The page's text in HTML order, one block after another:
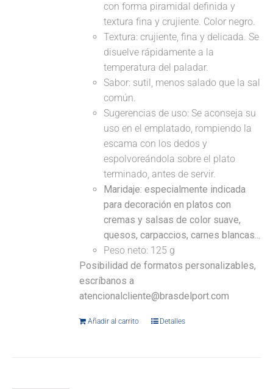
con forma piramidal definida y
textura fina y crujiente. Color negro.
Textura: crujiente, fina y delicada. Se
disuelve rápidamente a la
temperatura del paladar.
Sabor: sutil, menos salado que la sal
común.
Sugerencias de uso: Se aconseja su
uso en el emplatado, rompiendo la
escama con los dedos y
espolvoreándola sobre el plato
terminado, antes de servir.
Maridaje: especialmente indicada
para decoración en platos con
cremas y salsas de color suave,
quesos, carpaccios, carnes blancas...
Peso neto: 125 g
Posibilidad de formatos personalizables,
escríbanos a
atencionalcliente@brasdelport.com
Añadir al carrito Detalles